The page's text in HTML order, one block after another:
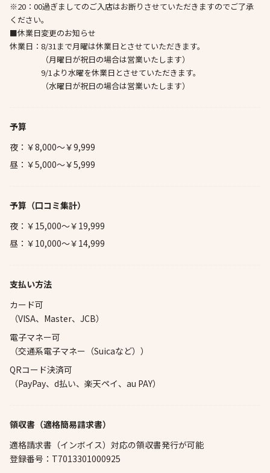
※20：00過ぎましてのご入店はお断りさせていただきますのでご了承
ください。
■休業日変更のお知らせ
休業日：8/31まで月曜は休業日とさせていただきます。
（月曜日が祝日の場合は営業いたします）
9/1より水曜を休業日とさせていただきます。
（水曜日が祝日の場合は営業いたします）
予算
夜：￥8,000～￥9,999
昼：￥5,000～￥5,999
予算 （口コミ集計）
夜：￥15,000～￥19,999
昼：￥10,000～￥14,999
支払い方法
カード可
（VISA、Master、JCB）
電子マネー可
（交通系電子マネー（Suicaなど））
QRコード決済可
（PayPay、d払い、楽天ペイ、au PAY）
領収書（適格簡易請求書）
適格請求書（インボイス）対応の領収書発行が可能
登録番号：T7013301000925